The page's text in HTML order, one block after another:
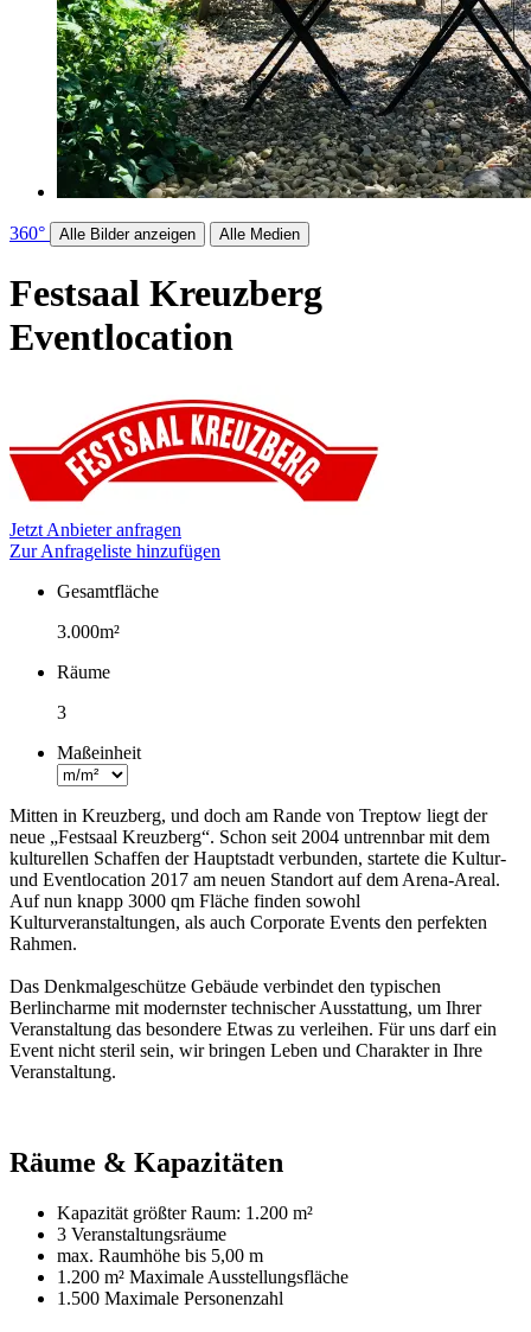
360° Alle Bilder anzeigen Alle Medien
Festsaal Kreuzberg
Eventlocation
Jetzt Anbieter anfragen
Zur Anfrageliste hinzufügen
Fakten
Gesamtfläche
3.000m²
Räume
3
Maßeinheit
Mitten in Kreuzberg, und doch am Rande von Treptow liegt der
neue „Festsaal Kreuzberg“. Schon seit 2004 untrennbar mit dem
kulturellen Schaffen der Hauptstadt verbunden, startete die Kultur-
und Eventlocation 2017 am neuen Standort auf dem Arena-Areal.
Auf nun knapp 3000 qm Fläche finden sowohl
Kulturveranstaltungen, als auch Corporate Events den perfekten
Rahmen.
Das Denkmalgeschütze Gebäude verbindet den typischen
Berlincharme mit modernster technischer Ausstattung, um Ihrer
Veranstaltung das besondere Etwas zu verleihen. Für uns darf ein
Event nicht steril sein, wir bringen Leben und Charakter in Ihre
Veranstaltung.
Räume & Kapazitäten
Kapazität größter Raum: 1.200 m²
3 Veranstaltungsräume
max. Raumhöhe bis 5,00 m
1.200 m² Maximale Ausstellungsfläche
1.500 Maximale Personenzahl